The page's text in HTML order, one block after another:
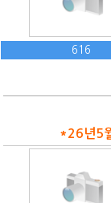
616
*26년5